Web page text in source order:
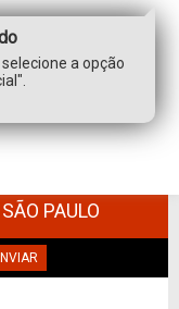
NO
PAULO
experiência de
com a
selecione a opção